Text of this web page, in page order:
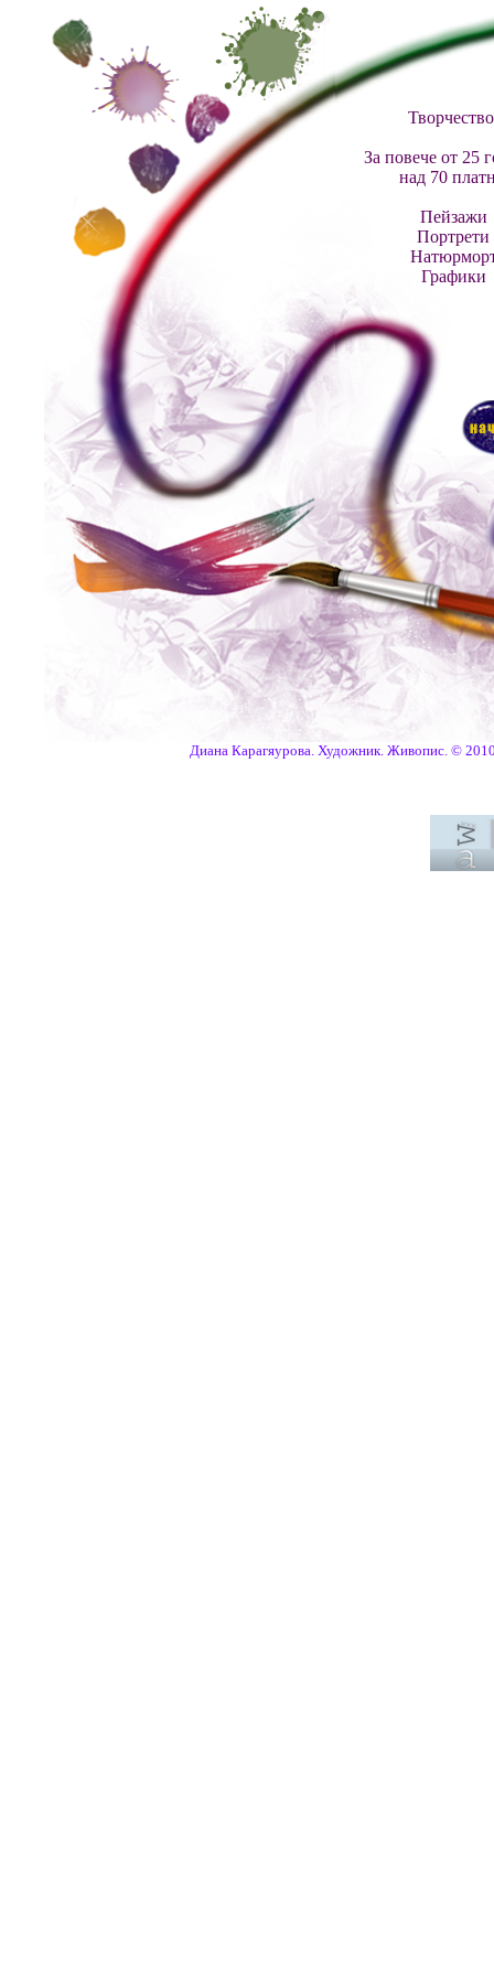
За повече от 25
над 70
Пейзажи
Портрети
Графики
Диана Карагяурова. Художник. Живопис. © 2010